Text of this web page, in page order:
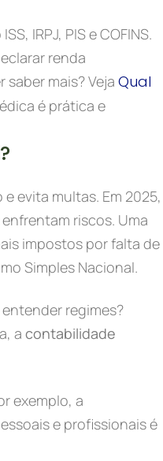
IRPJ, PIS e COFINS.
renda
mais? Veja Qual
é prática e
evita multas. Em 2025,
riscos. Uma
impostos por falta de
Simples Nacional.
regimes?
a contabilidade
exemplo, a
e profissionais é